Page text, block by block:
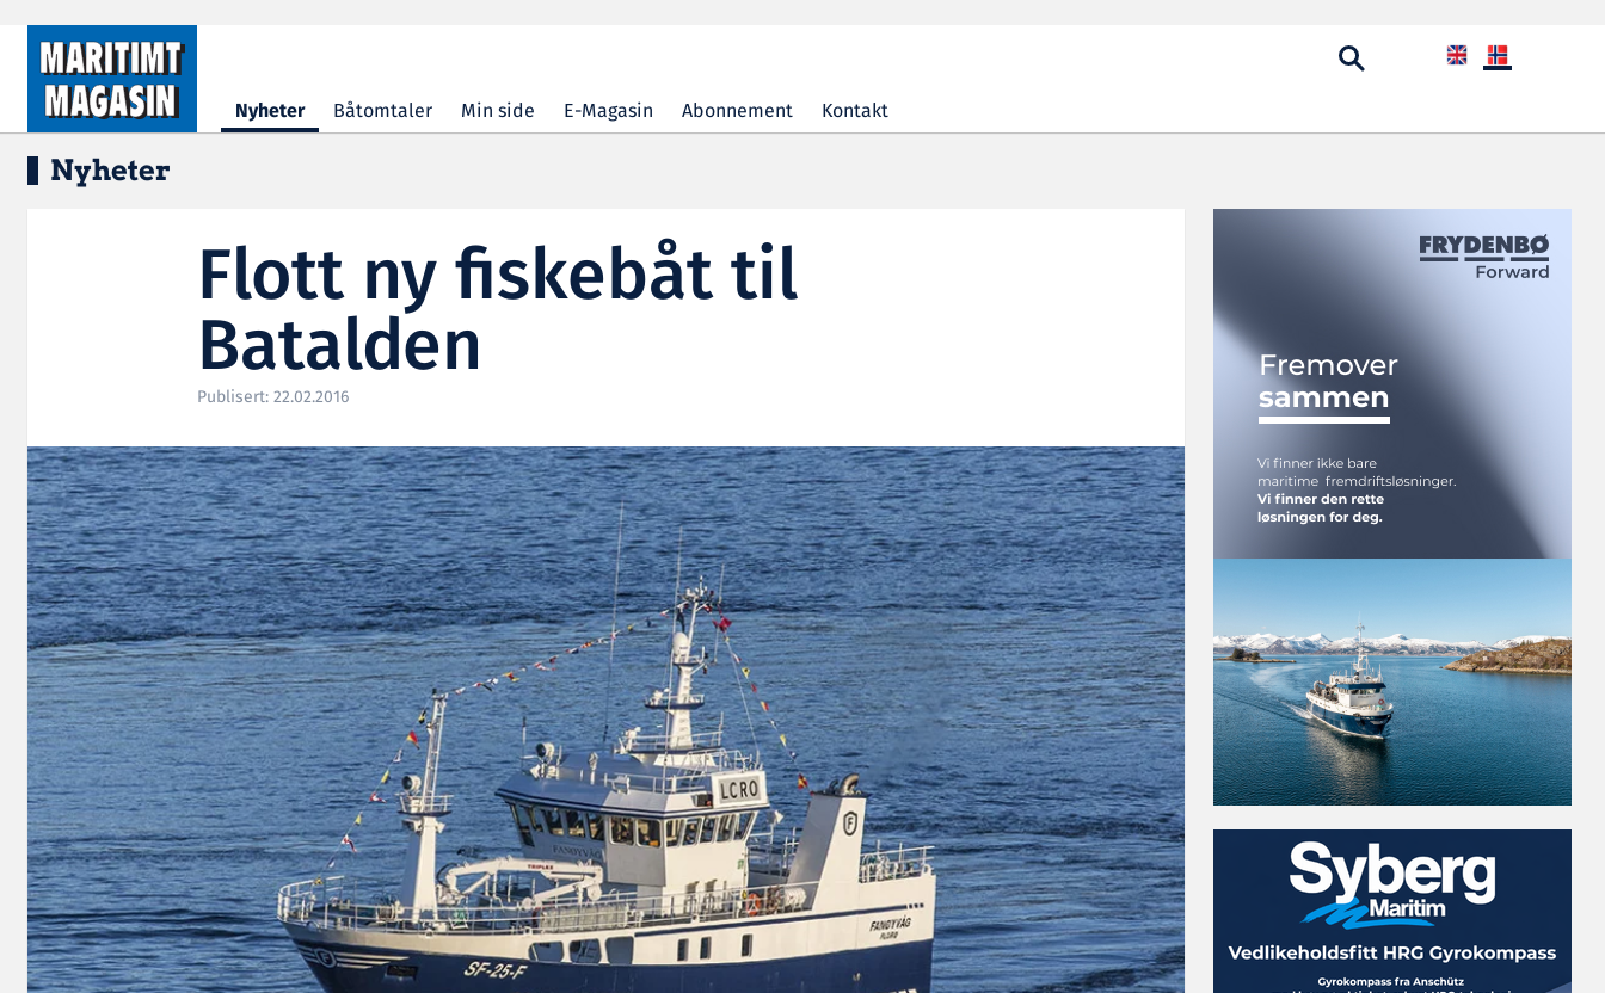
Hopp til hovedinnhold
Nyheter Båtomtaler Min side E-Magasin Abonnement Kontakt
Nyheter
Flott ny fiskebåt til
Batalden
Publisert: 22.02.2016